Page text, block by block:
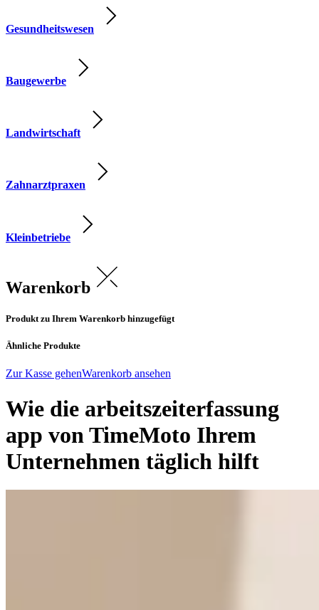
Gesundheitswesen
Baugewerbe
Landwirtschaft
Zahnarztpraxen
Kleinbetriebe
Warenkorb
Produkt zu Ihrem Warenkorb hinzugefügt
Ähnliche Produkte
Zur Kasse gehenWarenkorb ansehen
Wie die arbeitszeiterfassung
app von TimeMoto Ihrem
Unternehmen täglich hilft